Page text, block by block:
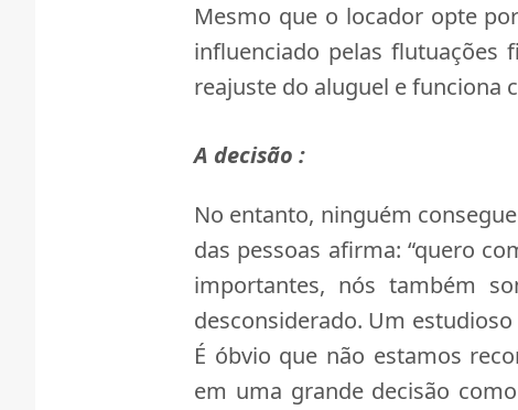
Mesmo que o locador opte
influenciado pelas flutuações
reajuste do aluguel e funciona
A decisão :
No entanto, ninguém
das pessoas afirma: “quero
importantes, nós também
desconsiderado. Um estudioso
É óbvio que não estamos
em uma grande decisão